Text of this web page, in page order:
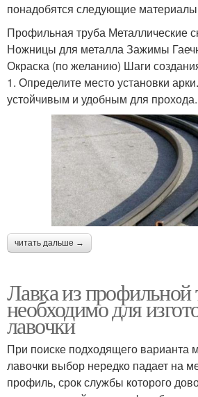
понадобятся следующие
Профильная труба Металлические
Ножницы для металла Зажимы
Окраска (по желанию) Шаги
1. Определите место установки
устойчивым и удобным для прохода.
читать дальше →
Лавка из
необходимо для
лавочки
При поиске подходящего варианта
лавочки выбор нередко падает на
профиль, срок службы которого